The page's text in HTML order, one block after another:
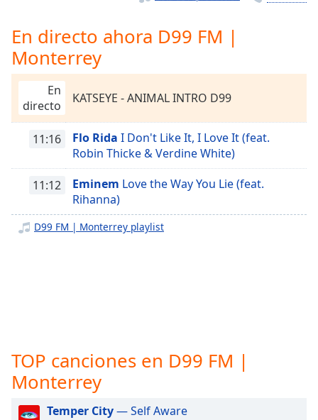
Playback
Rate
Chapters
Chapters
Descriptions
descriptions
off
selected
Subtitles
off,
selected
Track
En directo ahora D99 FM |
Monterrey
En
directo
KATSEYE - ANIMAL INTRO D99
11:16 Flo Rida I Don't Like It, I Love It (feat.
Robin Thicke & Verdine White)
11:12 Eminem Love the Way You Lie (feat.
Rihanna)
D99 FM | Monterrey playlist
TOP canciones en D99 FM |
Monterrey
Temper City— Self Aware